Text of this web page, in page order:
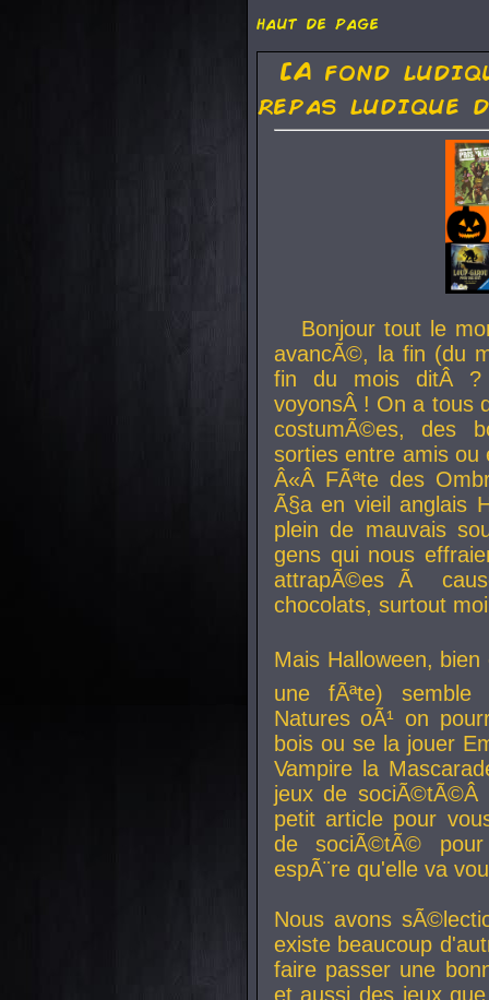
haut de page
[A fond
repas ludique
Bonjour tout le
avancÃ©, la fin (du
fin du mois ditÂ ?
voyonsÂ ! On a tous
costumÃ©es, des
sorties entre amis
Â«Â FÃªte des
Ã§a en vieil anglais
plein de mauvais
gens qui nous
attrapÃ©es Ã
chocolats, surtout
Mais Halloween, bien
une fÃªte) semble
Natures oÃ¹ on
bois ou se la jouer
Vampire la
jeux de
petit article pour
de sociÃ©tÃ©
espÃ¨re qu'elle va
Nous avons
existe beaucoup
faire passer une
et aussi des jeux